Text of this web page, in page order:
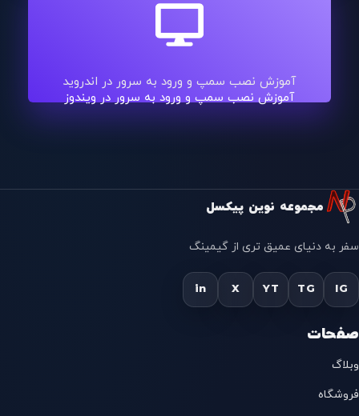
آموزش نصب سمپ و ورود به سرور در اندروید
آموزش نصب سمپ و ورود به سرور در ویندوز
مجموعه نوین پیکسل
سفر به دنیای عمیق تری از گیمینگ
IG
TG
YT
X
in
صفحات
وبلاگ
فروشگاه